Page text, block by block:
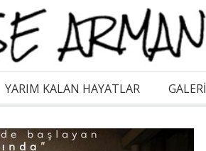
YARIM KALAN HAYATLAR GALERI